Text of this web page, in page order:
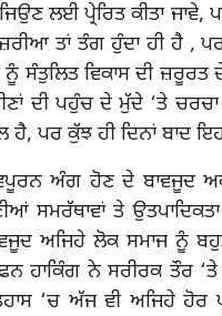
ਲਈ ਪ੍ਰੇਰਿਤ ਕੀਤਾ ਜਾਵੇ,
ਤਾਂ ਤੰਗ ਹੁੰਦਾ ਹੀ ਹੈ
ਸੰਤੁਲਿਤ ਵਿਕਾਸ ਦੀ ਜ਼ਰੂਰਤ
ਦੀ ਪਹੁੰਚ ਦੇ ਮੁੱਦੇ ‘ਤੇ
ਹੈ, ਪਰ ਕੁੱਝ ਹੀ ਦਿਨਾਂ ਬਾਦ
ਅੰਗ ਹੋਣ ਦੇ ਬਾਵਜੂਦ
ਸਮਰੱਥਾਵਾਂ ਤੇ
ਅਜਿਹੇ ਲੋਕ ਸਮਾਜ ਨੂੰ
ਹਾਕਿੰਗ ਨੇ ਸਰੀਰਕ ਤੌਰ
‘ਚ ਅੱਜ ਵੀ ਅਜਿਹੇ ਹੋਰ